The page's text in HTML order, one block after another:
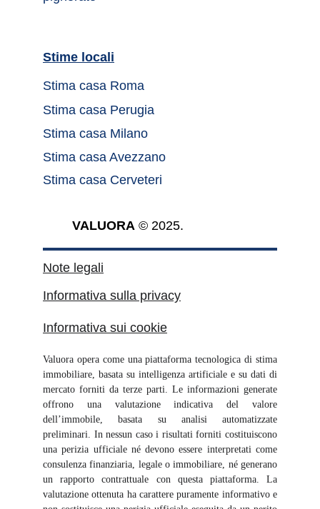
Valuora opera come una piattaforma tecnologica di stima
immobiliare, basata su intelligenza artificiale e su dati di
mercato forniti da terze parti. Le informazioni generate
offrono una valutazione indicativa del valore
dell’immobile, basata su analisi automatizzate
preliminari. In nessun caso i risultati forniti costituiscono
una perizia ufficiale né devono essere interpretati come
consulenza finanziaria, legale o immobiliare, né generano
un rapporto contrattuale con questa piattaforma. La
valutazione ottenuta ha carattere puramente informativo e
VALUORA © 2025.
Note legali
Informativa sulla privacy
Informativa sui cookie
Stima casa Perugia
Stima casa Milano
Stima casa Avezzano
Stima casa Cerveteri